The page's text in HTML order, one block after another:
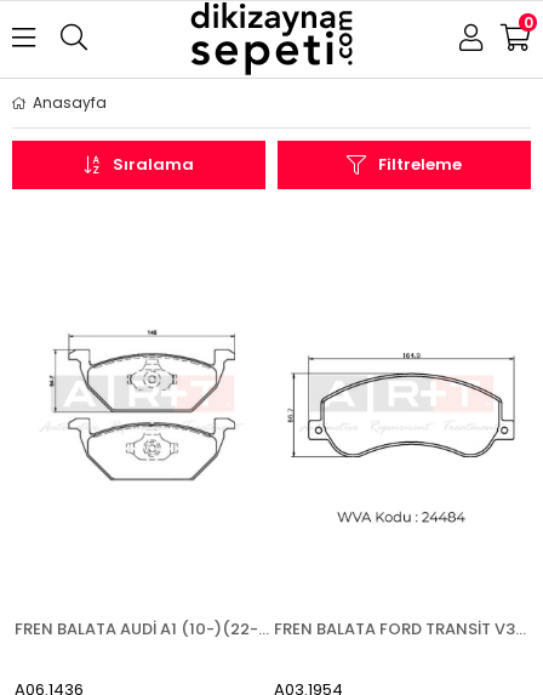
0
Anasayfa
Filtreleme
Sıralama
FREN BALATA AUDİ A1 (10-)(22-) A1 SPORTBACK (11-)(18-) A3 (96-03) SEAT ALTEA (04-13)(13-) ARONA (17-) CORDOBA (96-02)(02-09) IBİZA (02-09)(10-17)(17-) LEON (99-05)(05-10)(10-13) Mİİ (11-) TOLEDO (98-06)(12-) SKODA CİTİGO (11-) FABİA (99-07)(07-14)(14-)(2
A06.1436
FREN BALATA FORD TRANSİT V347 (06-) TRANSİT TOURNEO (06-14) VW AMAROK - ÇİFT İKAZ KABLOLU ÖN
A03.1954